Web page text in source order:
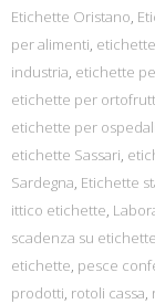
Etichette Oristano,
per alimenti,
industria, etichette
etichette per
etichette per ospedali
etichette Sassari,
Sardegna, Etichette
ittico etichette,
scadenza su
etichette, pesce
prodotti, rotoli cassa,